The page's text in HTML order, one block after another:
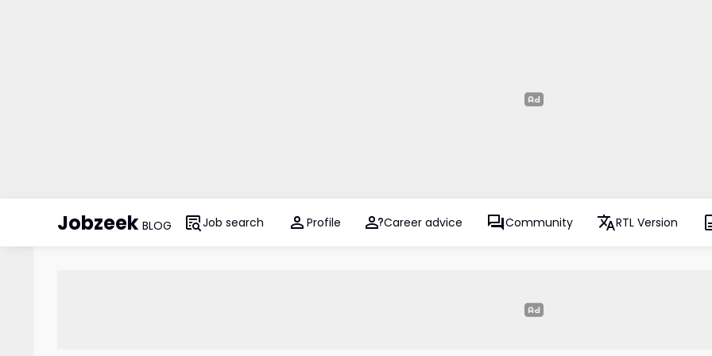
Jobzeek BLOG Job search Profile Career advice Community RTL Version